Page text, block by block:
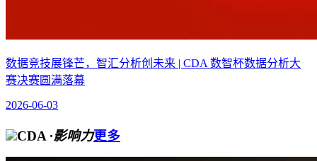
数据竞技展锋芒，智汇分析创未来 | CDA 数智杯数据分析大
赛决赛圆满落幕
2026-06-03
CDA ·影响力更多